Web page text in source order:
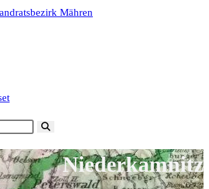
Mähren
Niederkamnitz